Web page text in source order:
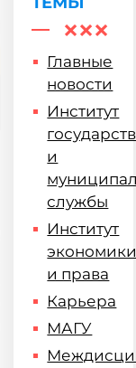
Главные
новости
Институт
и
службы
Институт
и права
Карьера
МАГУ